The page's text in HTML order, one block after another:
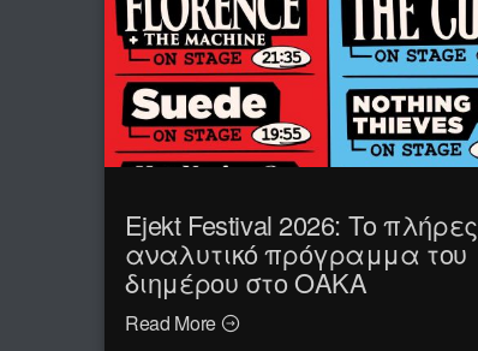
Ejekt Festival 2026: Το πλήρες
αναλυτικό πρόγραμμα του
διημέρου στο ΟΑΚΑ
Read More